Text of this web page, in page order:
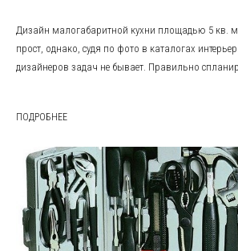
Дизайн малогабаритной кухни площадью 5 кв. м
прост, однако, судя по фото в каталогах
дизайнеров задач не бывает. Правильно
ПОДРОБНЕЕ